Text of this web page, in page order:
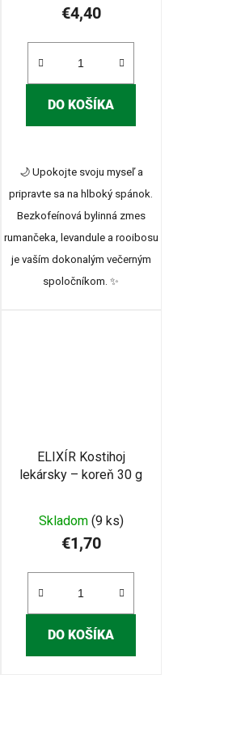
€4,40
DO KOŠÍKA
🌙 Upokojte svoju myseľ a
pripravte sa na hlboký spánok.
Bezkofeínová bylinná zmes
rumančeka, levandule a rooibosu
je vaším dokonalým večerným
spoločníkom. ✨
ELIXÍR Kostihoj
lekársky – koreň 30 g
Skladom (9 ks)
€1,70
DO KOŠÍKA